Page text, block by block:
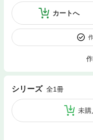
カートへ
シリーズ 全1冊
未購